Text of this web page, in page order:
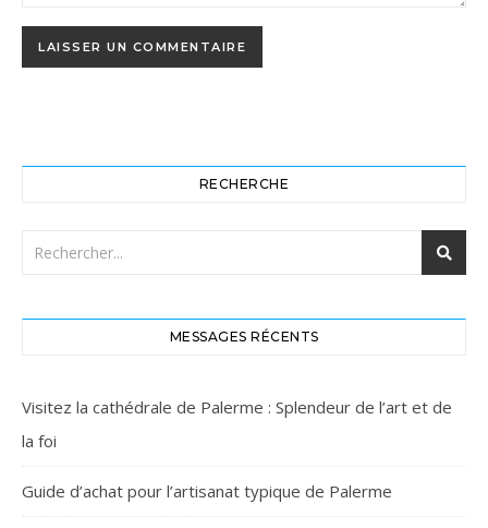
RECHERCHE
MESSAGES RÉCENTS
Visitez la cathédrale de Palerme : Splendeur de l’art et de
la foi
Guide d’achat pour l’artisanat typique de Palerme